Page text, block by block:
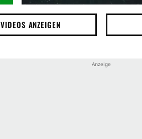
VIDEOS ANZEIGEN